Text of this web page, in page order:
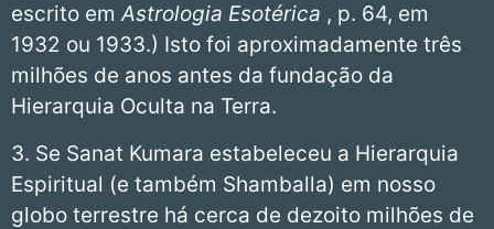
escrito emAstrologia Esotérica , p. 64, em
1932 ou 1933.) Isto foi aproximadamente três
milhões de anos antes da fundação da
Hierarquia Oculta na Terra.
3. Se Sanat Kumara estabeleceu a Hierarquia
Espiritual (e também Shamballa) em nosso
globo terrestre há cerca de dezoito milhões de